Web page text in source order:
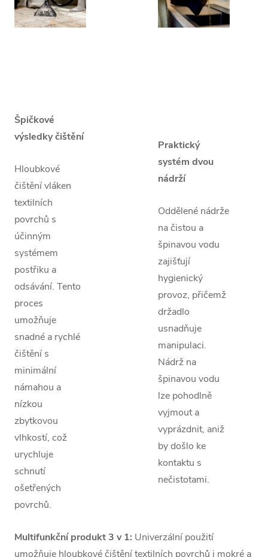
Špičkové
výsledky čištění
Hloubkové
čištění vláken
textilních
povrchů s
účinným
systémem
postřiku a
odsávání. Tento
proces
umožňuje
snadné a rychlé
čištění s
minimální
námahou a
nízkou
zbytkovou
vlhkostí, což
urychluje
schnutí
ošetřených
povrchů.
Praktický
systém dvou
nádrží
Oddělené nádrže
na čistou a
špinavou vodu
zajišťují
hygienický
provoz, přičemž
držadlo
usnadňuje
manipulaci.
Nádrž na
špinavou vodu
lze pohodlně
vyjmout a
vyprázdnit, aniž
by došlo ke
kontaktu s
nečistotami.
Multifunkční produkt 3 v 1: Univerzální použití
umožňuje hloubkové čištění textilních povrchů i mokré a